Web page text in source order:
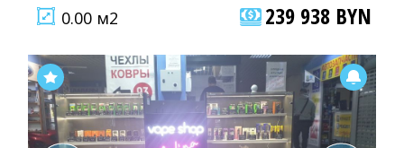
0.00 м2 239 938 BYN